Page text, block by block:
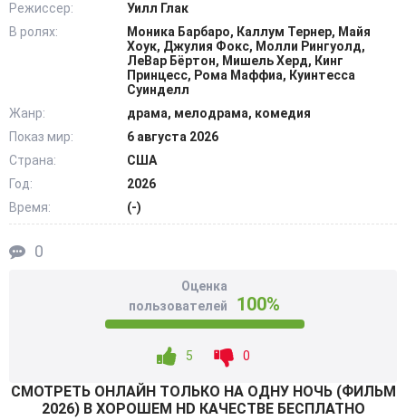
любимого. Но возможно ли при таких ограниченных
условиях найти кого-то стоящего за всего лишь одну
ночь? У Элли нет времени на сомнения, нужно быстрее
действовать. Раз за разом их пути пересекаются, и,
использовать его. Но всё не так легко, как кажется. Элли
не просто принять Оуэна, а ему – её. В попытке
разобраться в себе приходит понимание того, что
настоящие чувства не могут быть подвластны никаким
правилам. @Filmix.fan
Режиссер:
Уилл Глак
В ролях:
Моника Барбаро, Каллум Тернер, Майя
Хоук, Джулия Фокс, Молли Рингуолд,
ЛеВар Бёртон, Мишель Херд, Кинг
Принцесс, Рома Маффиа, Куинтесса
Суинделл
Жанр:
драма, мелодрама, комедия
Показ мир:
6 августа 2026
Страна:
США
Год:
2026
Время:
(-)
0
Оценка
пользователей
100%
5 0
СМОТРEТЬ ОНЛАЙН ТОЛЬКО НА ОДНУ НОЧЬ (ФИЛЬМ
2026) В ХОРОШЕМ HD КАЧЕСТВЕ БЕСПЛАТНО